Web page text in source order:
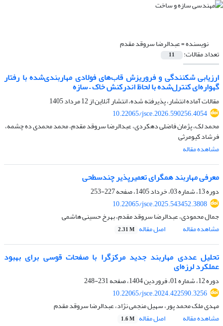
نویسنده =عبدالرضا سروقد مقدم
تعداد مقالات: 11
ارزیابی شکنندگی و فروریزش قاب‌های فولادی مهاربندی‌شده با رفتار
گهواره‌ای کنترل‌شده با لحاظ اندرکنش خاک – سازه
مقالات آماده انتشار، پذیرفته شده، انتشار آنلاین از12 مرداد 1405
10.22065/jsce.2026.590256.4054
محمد لک، پژمان فاضلی دهکردی، عبدالرضا سروقد مقدم، محمد محمدی ده چشمه،
فرشاد کیومرثی
مشاهده مقاله
معرفی مهاربند همگرای تعمیرپذیر چندسطحی
دوره 13، شماره 03، خرداد 1405، صفحه
227-253
10.22065/jsce.2025.543452.3808
جمال محمودی، عبدالرضا سروقد مقدم، بهرخ حسینی هاشمی
مشاهده مقاله
اصل مقاله 2.31 M
تحلیل عددی مهاربند جدید مرکزگرا با صفحات قوسی برای بهبود
عملکرد لرزه‌ای
دوره 12، شماره 01، فروردین 1404، صفحه
231-248
10.22065/jsce.2024.422590.3256
مهدی ملک محمد پور، سهیل منجمی نژاد، عبدالرضا سروقد مقدم
مشاهده مقاله
اصل مقاله 1.6 M